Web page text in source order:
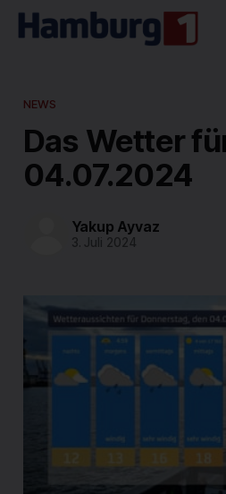
NEWS
Das Wetter
04.07.2024
Yakup Ayvaz
3. Juli 2024